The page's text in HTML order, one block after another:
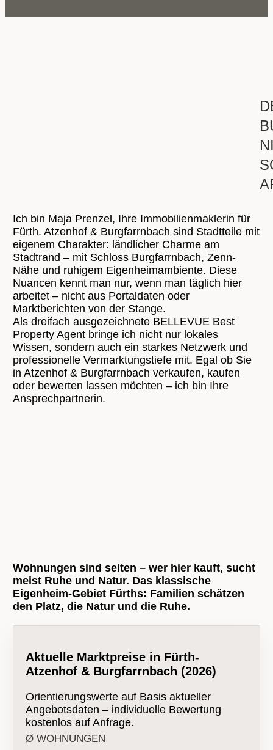
Ich bin Maja Prenzel, Ihre Immobilienmaklerin für
Fürth. Atzenhof & Burgfarrnbach sind Stadtteile mit
eigenem Charakter: ländlicher Charme am
Stadtrand – mit Schloss Burgfarrnbach, Zenn-
Nähe und ruhigem Eigenheimambiente. Diese
Nuancen kennt man nur, wenn man täglich hier
arbeitet – nicht aus Portaldaten oder
Marktberichten von der Stange.
Als dreifach ausgezeichnete BELLEVUE Best
Property Agent bringe ich nicht nur lokales
Wissen, sondern auch ein starkes Netzwerk und
professionelle Vermarktungstiefe mit. Egal ob Sie
in Atzenhof & Burgfarrnbach verkaufen, kaufen
oder bewerten lassen möchten – ich bin Ihre
Ansprechpartnerin.
Wohnungen sind selten – wer hier kauft, sucht
meist Ruhe und Natur. Das klassische
Eigenheim-Gebiet Fürths: Familien schätzen
den Platz, die Natur und die Ruhe.
Aktuelle Marktpreise in Fürth-
Atzenhof & Burgfarrnbach (2026)
Orientierungswerte auf Basis aktueller
Angebotsdaten – individuelle Bewertung
kostenlos auf Anfrage.
Ø WOHNUNGEN